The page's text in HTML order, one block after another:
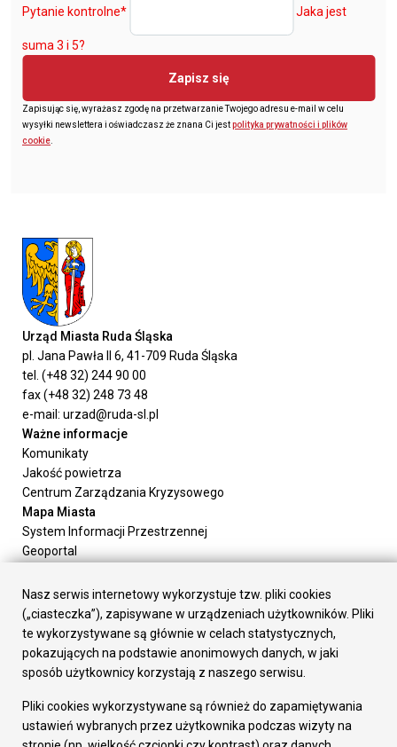
Pytanie kontrolne* Jaka jest
suma 3 i 5?
Zapisz się
Zapisując się, wyrażasz zgodę na przetwarzanie Twojego adresu e-mail w celu
wysyłki newslettera i oświadczasz że znana Ci jestpolityka prywatności i plików
cookie
Urząd Miasta Ruda Śląska
pl. Jana Pawła II 6, 41-709 Ruda Śląska
tel. (+48 32) 244 90 00
fax (+48 32) 248 73 48
e-mail: urzad@ruda-sl.pl
Ważne informacje
Komunikaty
Jakość powietrza
Centrum Zarządzania Kryzysowego
Mapa Miasta
System Informacji Przestrzennej
Geoportal
Załatw sprawę
Prezydent Miasta
Rada Miasta
Wydziały
Elektroniczna Skrzynka Podawcza
Gospodarka
Fundusze europejskie
Nasz serwis internetowy wykorzystuje tzw. pliki cookies
(„ciasteczka”), zapisywane w urządzeniach użytkowników. Pliki
te wykorzystywane są głównie w celach statystycznych,
pokazujących na podstawie anonimowych danych, w jaki
sposób użytkownicy korzystają z naszego serwisu.
Pliki cookies wykorzystywane są również do zapamiętywania
ustawień wybranych przez użytkownika podczas wizyty na